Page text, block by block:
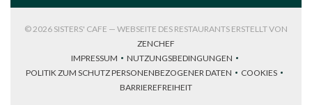
© 2026 SISTERS' CAFE — WEBSEITE DES RESTAURANTS ERSTELLT VON
ZENCHEF
IMPRESSUM
((ÖFFNET EIN NEUES FENSTER))
NUTZUNGSBEDINGUNGEN
((ÖFFNET EIN NEUES FENSTER))
POLITIK ZUM SCHUTZ PERSONENBEZOGENER DATEN
((ÖFFNET EIN NEUES FENSTER))
COOKIES
((ÖFFNET
BARRIEREFREIHEIT
((ÖFFNET EIN NEUES FENSTER))